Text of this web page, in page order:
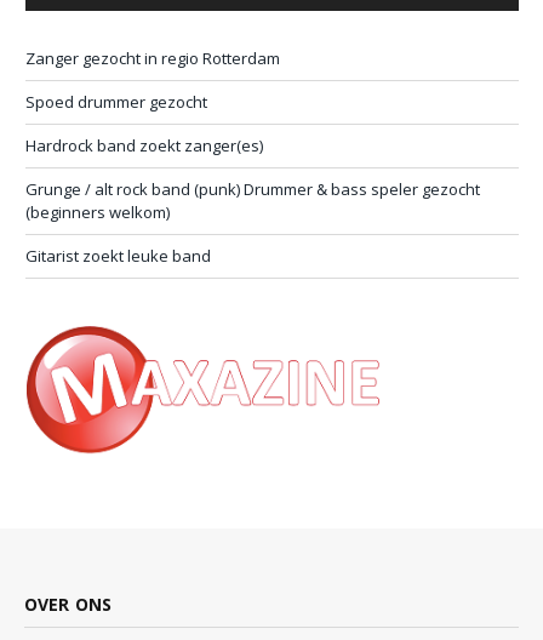
Zanger gezocht in regio Rotterdam
Spoed drummer gezocht
Hardrock band zoekt zanger(es)
Grunge / alt rock band (punk) Drummer & bass speler gezocht
(beginners welkom)
Gitarist zoekt leuke band
OVER ONS